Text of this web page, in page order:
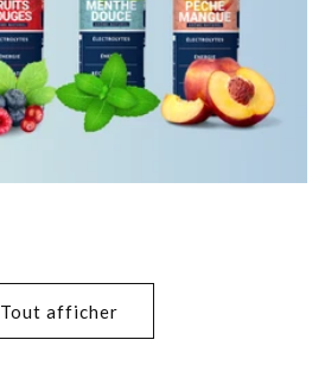
Tout afficher